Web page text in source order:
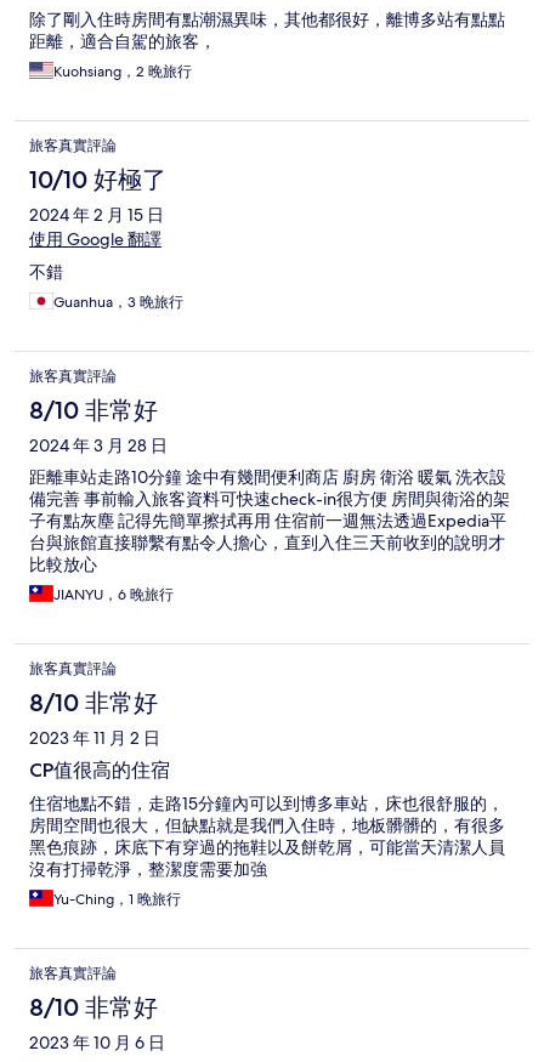
除了剛入住時房間有點潮濕異味，其他都很好，離博多站有點點
距離，適合自駕的旅客，
Kuohsiang，2 晚旅行
旅客真實評論
10/10 好極了
2024 年 2 月 15 日
使用 Google 翻譯
不錯
Guanhua，3 晚旅行
旅客真實評論
8/10 非常好
2024 年 3 月 28 日
距離車站走路10分鐘 途中有幾間便利商店 廚房 衛浴 暖氣 洗衣設
備完善 事前輸入旅客資料可快速check-in很方便 房間與衛浴的架
子有點灰塵 記得先簡單擦拭再用 住宿前一週無法透過Expedia平
台與旅館直接聯繫有點令人擔心，直到入住三天前收到的說明才
比較放心
JIANYU，6 晚旅行
旅客真實評論
8/10 非常好
2023 年 11 月 2 日
CP值很高的住宿
住宿地點不錯，走路15分鐘內可以到博多車站，床也很舒服的，
房間空間也很大，但缺點就是我們入住時，地板髒髒的，有很多
黑色痕跡，床底下有穿過的拖鞋以及餅乾屑，可能當天清潔人員
沒有打掃乾淨，整潔度需要加強
Yu-Ching，1 晚旅行
旅客真實評論
8/10 非常好
2023 年 10 月 6 日